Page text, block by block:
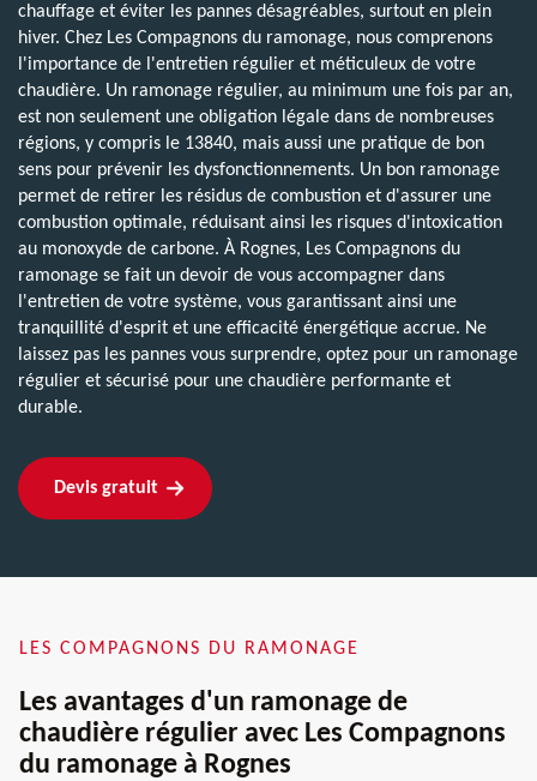
chauffage et éviter les pannes désagréables, surtout en plein
hiver. Chez Les Compagnons du ramonage, nous comprenons
l'importance de l'entretien régulier et méticuleux de votre
chaudière. Un ramonage régulier, au minimum une fois par an,
est non seulement une obligation légale dans de nombreuses
régions, y compris le 13840, mais aussi une pratique de bon
sens pour prévenir les dysfonctionnements. Un bon ramonage
permet de retirer les résidus de combustion et d'assurer une
combustion optimale, réduisant ainsi les risques d'intoxication
au monoxyde de carbone. À Rognes, Les Compagnons du
ramonage se fait un devoir de vous accompagner dans
l'entretien de votre système, vous garantissant ainsi une
tranquillité d'esprit et une efficacité énergétique accrue. Ne
laissez pas les pannes vous surprendre, optez pour un ramonage
régulier et sécurisé pour une chaudière performante et
durable.
Devis gratuit
LES COMPAGNONS DU RAMONAGE
Les avantages d'un ramonage de
chaudière régulier avec Les Compagnons
du ramonage à Rognes